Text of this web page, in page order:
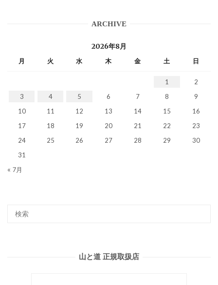
ARCHIVE
2026年8月
月 火 水 木 金 土 日
1
2
3
4 5 6 7 8
9
10
11 12 13 14 15
16
17
18 19 20 21 22
23
24
25 26 27 28 29
30
31
« 7月
山と道 正規取扱店